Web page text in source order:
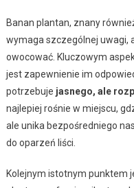
Banan plantan, znany
wymaga szczególnej uwagi,
owocować. Kluczowym
jest zapewnienie im
potrzebuje jasnego, ale
najlepiej rośnie w miejscu,
ale unika bezpośredniego
do oparzeń liści.
Kolejnym istotnym punktem